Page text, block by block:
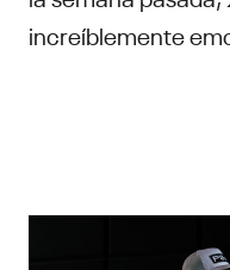
increíblemente